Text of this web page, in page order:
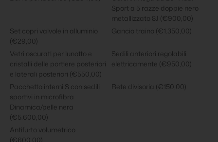
Sport a 5 razze doppie nero
metallizzato 8J (€900,00)
Set copri valvole in alluminio
(€29,00)
Gancio traino (€1.350,00)
Vetri oscurati per lunotto e
cristalli delle portiere posteriori
e laterali posteriori (€550,00)
Sedili anteriori regolabili
elettricamente (€950,00)
Pacchetto interni S con sedili
sportivi in microfibra
Dinamica/pelle nera
(€5.600,00)
Rete divisoria (€150,00)
Antifurto volumetrico
(€600,00)